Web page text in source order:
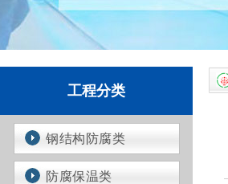
工程分类
钢结构防腐类
防腐保温类